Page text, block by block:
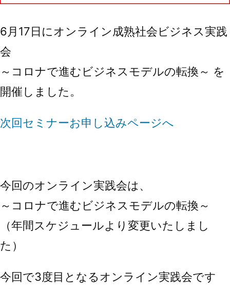
6月17日にオンライン成熟社会ビジネス実践
会
～コロナで進むビジネスモデルの転換～ を
開催しました。
次回セミナーお申し込みページへ
今回のオンライン実践会は、
～コロナで進むビジネスモデルの転換～
（年間スケジュールより変更いたしまし
た）
今回で3度目となるオンライン実践会です